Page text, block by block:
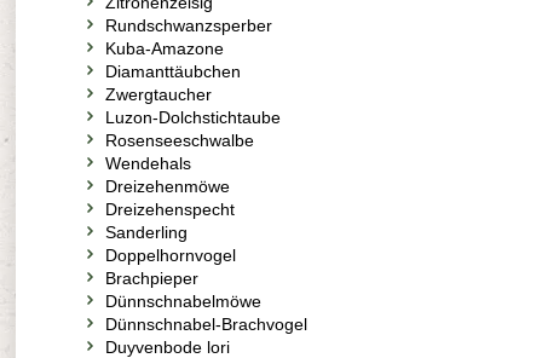
Rundschwanzsperber
Kuba-Amazone
Diamanttäubchen
Zwergtaucher
Luzon-Dolchstichtaube
Rosenseeschwalbe
Wendehals
Dreizehenmöwe
Dreizehenspecht
Sanderling
Doppelhornvogel
Brachpieper
Dünnschnabelmöwe
Dünnschnabel-Brachvogel
Duyvenbode lori